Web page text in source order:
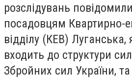
розслідувань
посадовцям Квартирно-
відділу (КЕВ) Луганська,
входить до структури
Збройних сил України, та